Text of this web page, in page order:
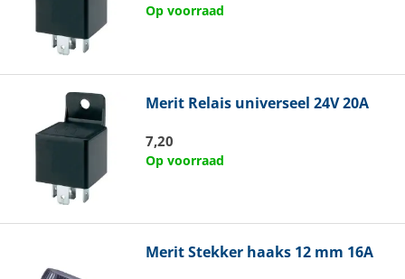
Op voorraad
Merit Relais universeel 24V 20A
7,20
Op voorraad
MeritStekker haaks 12 mm 16A